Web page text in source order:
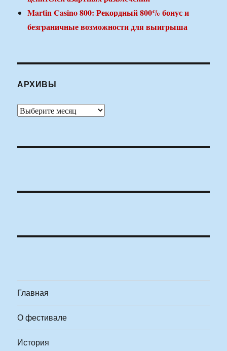
Martin Casino 800: Рекордный 800% бонус и
безграничные возможности для выигрыша
АРХИВЫ
Архивы
Главная
О фестивале
История